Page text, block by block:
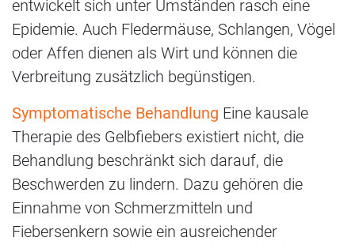
entwickelt sich unter Umständen rasch eine
Epidemie. Auch Fledermäuse, Schlangen, Vögel
oder Affen dienen als Wirt und können die
Verbreitung zusätzlich begünstigen.
Symptomatische Behandlung Eine kausale
Therapie des Gelbfiebers existiert nicht, die
Behandlung beschränkt sich darauf, die
Beschwerden zu lindern. Dazu gehören die
Einnahme von Schmerzmitteln und
Fiebersenkern sowie ein ausreichender